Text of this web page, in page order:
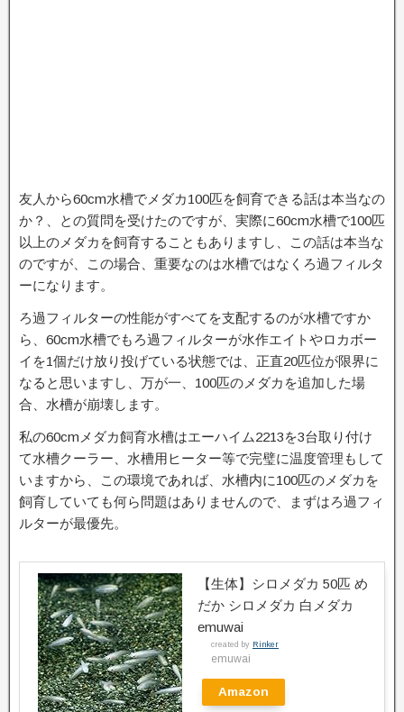
友人から60cm水槽でメダカ100匹を飼育できる話は本当なの
か？、との質問を受けたのですが、実際に60cm水槽で100匹
以上のメダカを飼育することもありますし、この話は本当な
のですが、この場合、重要なのは水槽ではなくろ過フィルタ
ーになります。
ろ過フィルターの性能がすべてを支配するのが水槽ですか
ら、60cm水槽でもろ過フィルターが水作エイトやロカボー
イを1個だけ放り投げている状態では、正直20匹位が限界に
なると思いますし、万が一、100匹のメダカを追加した場
合、水槽が崩壊します。
私の60cmメダカ飼育水槽はエーハイム2213を3台取り付け
て水槽クーラー、水槽用ヒーター等で完璧に温度管理もして
いますから、この環境であれば、水槽内に100匹のメダカを
飼育していても何ら問題はありませんので、まずはろ過フィ
ルターが最優先。
【生体】シロメダカ 50匹 め
だか シロメダカ 白メダカ
emuwai
created by Rinker
emuwai
Amazon